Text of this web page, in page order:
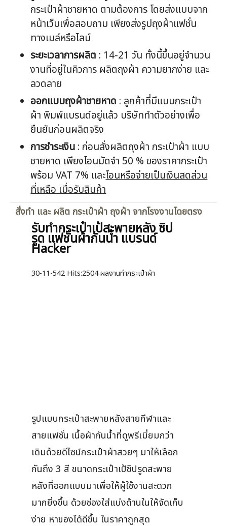
รูปแบบกระเป๋าผ้า: ลูกค้าสามารถออกแบบ
กระเป๋าผ้าชายหาด ตามต้องการ โดยส่งแบบจาก
หน้าเว็บเพื่อสอบถาม เพียงส่งรูปถุงผ้าแฟชั่น
ทางเมล์หรือไลน์
ระยะเวลาการผลิต: 14-21 วัน ทั้งนี้ขึ้นอยู่จำนวน
งานที่อยู่ในคิวการ ผลิตถุงผ้า ความยากง่าย และ
ลวดลาย
ออกแบบถุงผ้าชายหาด: ลูกค้าที่มีแบบกระเป๋า
ผ้า พิมพ์แบรนด์อยู่แล้ว บริษัททำตัวอย่างเพื่อ
ยืนยันก่อนผลิตจริง
การชำระเงิน: ก่อนสั่งผลิตถุงผ้า กระเป๋าผ้า แบบ
ชายหาด เพียงโอนมัดจำ 50 % ของราคากระเป๋า
พร้อม VAT 7% และ
ที่เหลือ เมื่อรับสินค้า
สั่งทำ และ ผลิต กระเป๋าผ้า ถุงผ้า จากโรงงานโดยตรง
รับทำกระเป๋าเป้สะพายหลัง ซิป
รูด แฟชั่นผ้ากันน้ำ แบรนด์
รูปแบบกระเป๋าสะพายหลังสายกีฬาและ
สายแฟชั่น เนื้อผ้ากันน้ำที่ดูพรีเมี่ยมกว่า
เดิมด้วยดีไซน์กระเป๋าผ้าสวยๆ มาให้เลือก
กันถึง 3 สี ขนาดกระเป๋าเป้ซิปรูดสะพาย
หลังที่ออกแบบมาเพื่อให้ผู้ใช้งานสะดวก
มากยิ่งขึ้น ด้วยช่องใส่แบ่งด้านในให้จัดเก็บ